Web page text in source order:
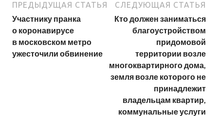
ПРЕДЫДУЩАЯ СТАТЬЯ
Участнику пранка
о коронавирусе
в московском метро
ужесточили обвинение
СЛЕДУЮЩАЯ СТАТЬЯ
Кто должен заниматься
благоустройством
придомовой
территории возле
многоквартирного дома,
земля возле которого не
принадлежит
владельцам квартир,
коммунальные услуги